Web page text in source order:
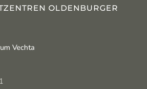
OLDENBURGER
Vechta